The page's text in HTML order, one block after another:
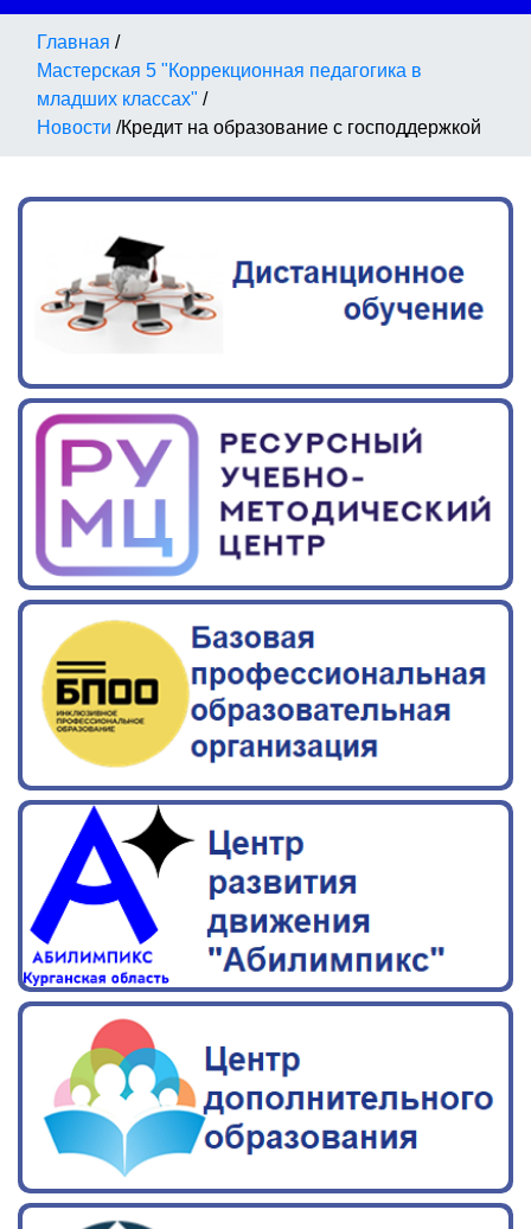
Главная /
Мастерская 5 "Коррекционная педагогика в
младших классах" /
Новости /Кредит на образование с господдержкой